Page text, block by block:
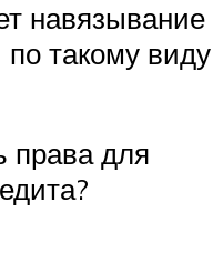
навязывание
по такому виду
права для